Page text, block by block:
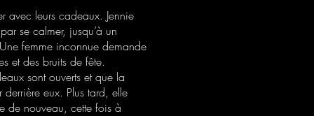
avec leurs cadeaux. Jennie
se calmer, jusqu’à un
femme inconnue demande
et des bruits de fête.
sont ouverts et que la
derrière eux. Plus tard, elle
de nouveau, cette fois à